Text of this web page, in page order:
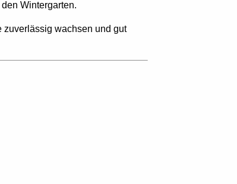
Wintergarten.
zuverlässig wachsen und gut